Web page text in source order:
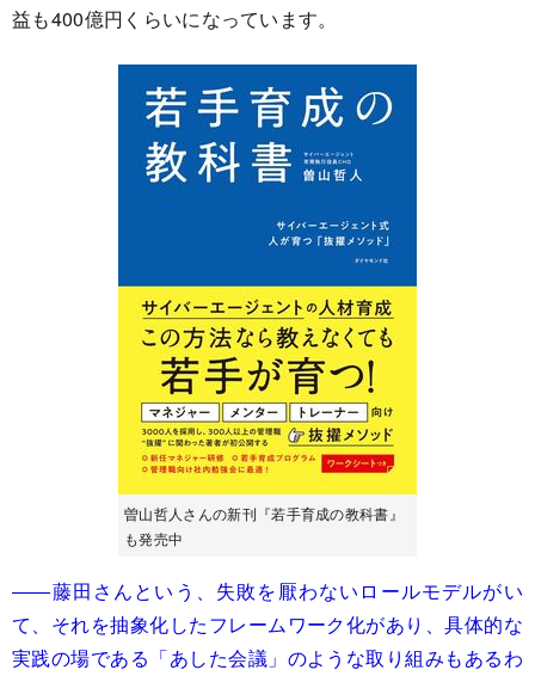
益も400億円くらいになっています。
曽山哲人さんの新刊『若手育成の教科書』
も発売中
――藤田さんという、失敗を厭わないロールモデルがい
て、それを抽象化したフレームワーク化があり、具体的な
実践の場である「あした会議」のような取り組みもあるわ